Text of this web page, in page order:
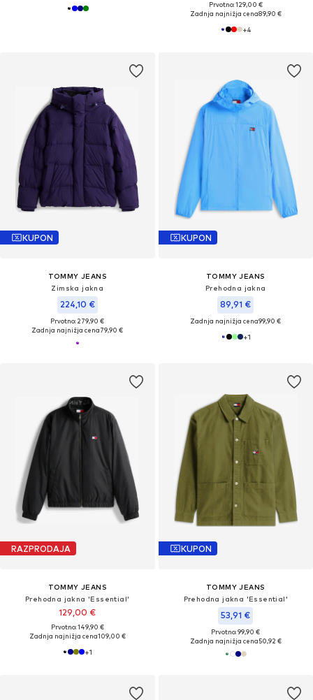
Prvotno: 129,00 €
Zadnja najnižja cena89,90 €
+4
KUPON
TOMMY JEANS
Zimska jakna
224,10 €
Prvotno: 279,90 €
Zadnja najnižja cena79,90 €
KUPON
TOMMY JEANS
Prehodna jakna
89,91 €
Zadnja najnižja cena99,90 €
+1
RAZPRODAJA
TOMMY JEANS
Prehodna jakna 'Essential'
129,00 €
Prvotno: 149,90 €
Zadnja najnižja cena109,00 €
+1
KUPON
TOMMY JEANS
Prehodna jakna 'Essential'
53,91 €
Prvotno: 99,90 €
Zadnja najnižja cena50,92 €